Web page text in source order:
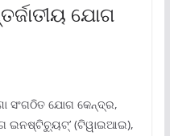
ଯୋଗ
ସଂଗଠିତ ଯୋଗ କେନ୍ଦ୍ର,
ଇନଷ୍ଟିଚ୍ୟୁଟ୍‌’ (ଟିୱାଇଆଇ),